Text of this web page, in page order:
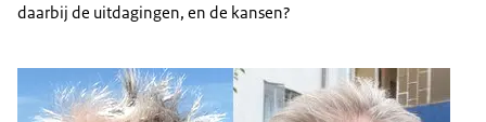
daarbij de uitdagingen, en de kansen?